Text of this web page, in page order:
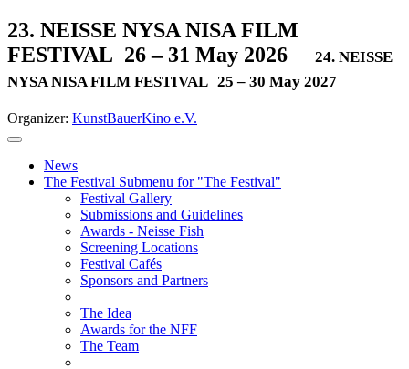
23. NEISSE NYSA NISA FILM
FESTIVAL 26 – 31 May 2026
24. NEISSE
NYSA NISA FILM FESTIVAL 25 – 30 May 2027
Organizer: KunstBauerKino e.V.
News
The Festival Submenu for "The Festival"
Festival Gallery
Submissions and Guidelines
Awards - Neisse Fish
Screening Locations
Festival Cafés
Sponsors and Partners
The Idea
Awards for the NFF
The Team